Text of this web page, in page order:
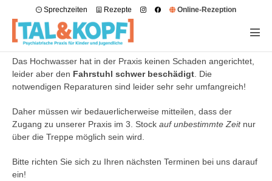
Sprechzeiten Rezepte Online-Rezeption
Das Hochwasser hat in der Praxis keinen Schaden angerichtet,
leider aber den Fahrstuhl schwer beschädigt . Die
notwendigen Reparaturen sind leider sehr sehr umfangreich!
Daher müssen wir bedauerlicherweise mitteilen, dass der
Zugang zu unserer Praxis im 3. Stock auf unbestimmte Zeitnur
über die Treppe möglich sein wird.
Bitte richten Sie sich zu Ihren nächsten Terminen bei uns darauf
ein!